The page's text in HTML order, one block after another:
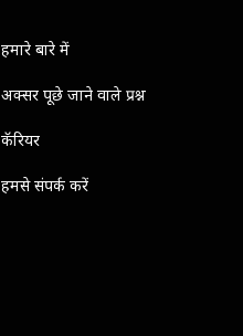
हमारे बारे में
अक्सर पूछे जाने वाले प्रश्न
कॅरियर
हमसे संपर्क करें